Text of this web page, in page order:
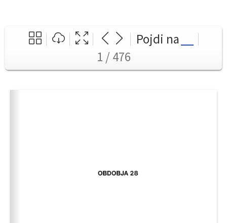
Pojdi na
1 / 476